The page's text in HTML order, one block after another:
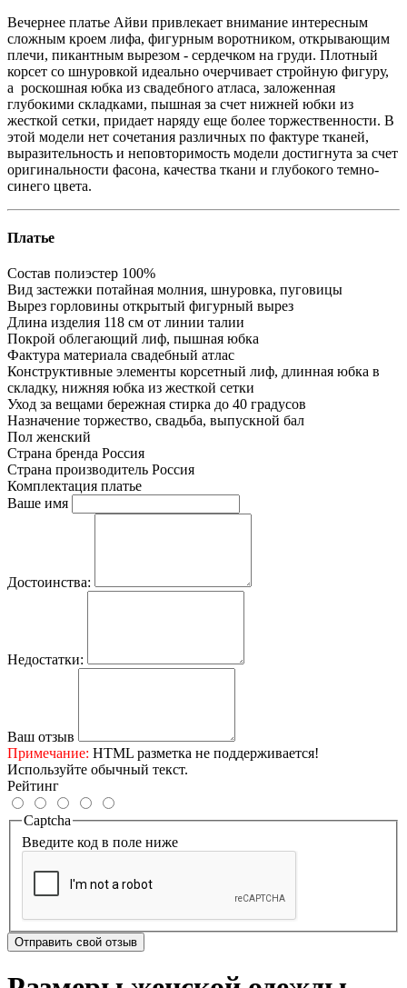
Вечернее платье Айви привлекает внимание интересным
сложным кроем лифа, фигурным воротником, открывающим
плечи, пикантным вырезом - сердечком на груди. Плотный
корсет со шнуровкой идеально очерчивает стройную фигуру,
а роскошная юбка из свадебного атласа, заложенная
глубокими складками, пышная за счет нижней юбки из
жесткой сетки, придает наряду еще более торжественности. В
этой модели нет сочетания различных по фактуре тканей,
выразительность и неповторимость модели достигнута за счет
оригинальности фасона, качества ткани и глубокого темно-
синего цвета.
Платье
Состав полиэстер 100%
Вид застежки потайная молния, шнуровка, пуговицы
Вырез горловины открытый фигурный вырез
Длина изделия 118 см от линии талии
Покрой облегающий лиф, пышная юбка
Фактура материала свадебный атлас
Конструктивные элементы корсетный лиф, длинная юбка в
складку, нижняя юбка из жесткой сетки
Уход за вещами бережная стирка до 40 градусов
Назначение торжество, свадьба, выпускной бал
Пол женский
Страна бренда Россия
Страна производитель Россия
Комплектация платье
Ваше имя
Достоинства:
Недостатки:
Ваш отзыв
Примечание: HTML разметка не поддерживается!
Используйте обычный текст.
Рейтинг
Captcha
Введите код в поле ниже
Отправить свой отзыв